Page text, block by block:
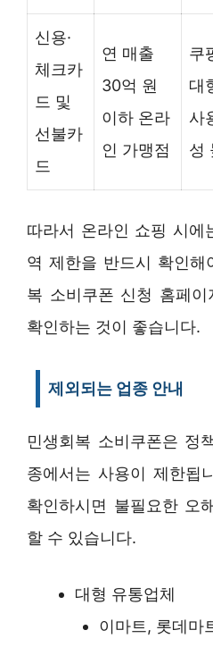
신용·
체크카
드 및
선불카
드
연 매출
30억 원
이하 온라
인 가맹점
쿠
대
사
성
따라서 온라인 쇼핑 시에
역 제한을 반드시 확인해
복 소비쿠폰 신청 홈페
확인하는 것이 좋습니다.
제외되는 업종 안내
민생회복 소비쿠폰은 정
종에서는 사용이 제한됩
확인하시면 불필요한 오
할 수 있습니다.
대형 유통업체
이마트, 롯데마